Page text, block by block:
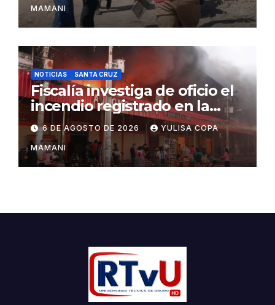
MAMANI
NOTICIAS SANTA CRUZ
Fiscalía investiga de oficio el
incendio registrado en la
feria Barrio Lindo
6 DE AGOSTO DE 2026 YULISA COPA
MAMANI